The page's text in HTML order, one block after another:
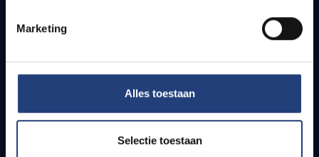
Marketing
Alles toestaan
Selectie toestaan
Students
PhD students